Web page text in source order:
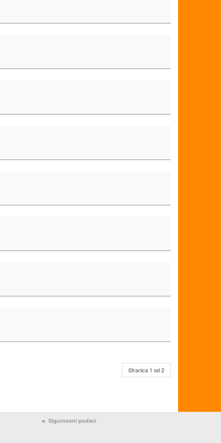
Stranica 1 od 2
► Sigurnosni podaci